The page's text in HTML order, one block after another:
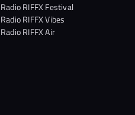
Radio RIFFX Festival
Radio RIFFX Vibes
Radio RIFFX Air